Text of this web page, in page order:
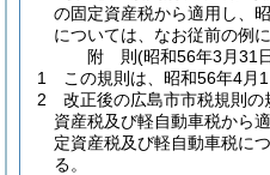
の固定資産税から適用し、
については、なお従前の例に
附 則(昭和56年3月31
1
この規則は、昭和56年4月1
2
改正後の広島市市税規則
資産税及び軽自動車税から
定資産税及び軽自動車税に
る。